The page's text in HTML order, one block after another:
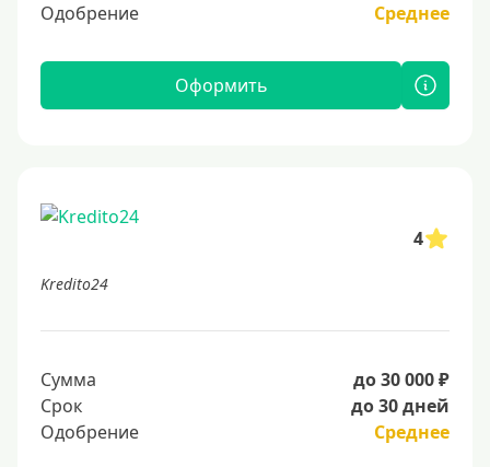
Одобрение
Среднее
Оформить
4
Kredito24
Сумма
до 30 000 ₽
Срок
до 30 дней
Одобрение
Среднее